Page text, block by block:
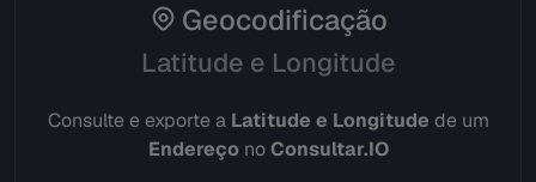
Geocodificação
Latitude e Longitude
Consulte e exporte a Latitude e Longitude de um
EndereçonoConsultar.IO